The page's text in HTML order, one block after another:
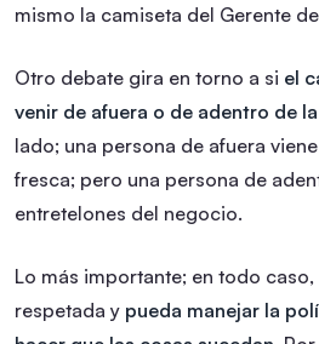
mismo la camiseta del Gerente
Otro debate gira en torno a si el
venir de afuera o de adentro de
lado; una persona de afuera
fresca; pero una persona de
entretelones del negocio.
Lo más importante; en todo caso,
respetada y pueda manejar la